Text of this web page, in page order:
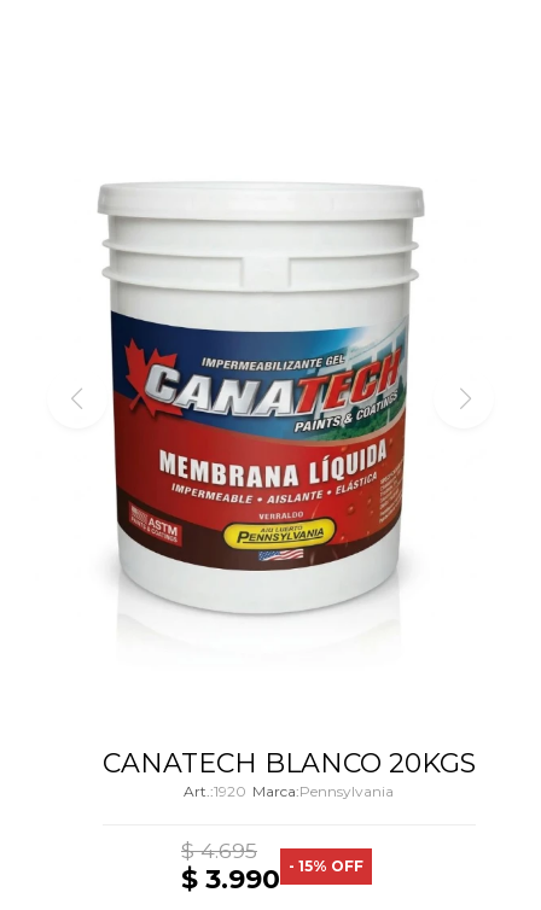
CANATECH BLANCO 20KGS
1920 Pennsylvania
$ 3.990
$ 4.695
15